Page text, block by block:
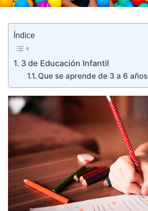
Índice
3 de Educación Infantil
Que se aprende de 3 a 6 años